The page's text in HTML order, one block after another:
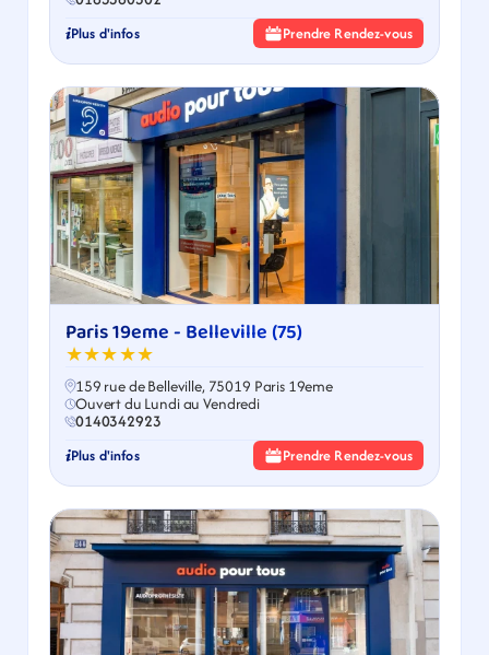
Plus d'infos Prendre Rendez-vous
Paris 19eme - Belleville (75)
★★★★★
159 rue de Belleville, 75019 Paris 19eme
Ouvert du Lundi au Vendredi
0140342923
Plus d'infos Prendre Rendez-vous